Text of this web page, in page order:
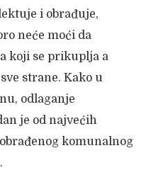
i obrađuje,
neće moći da
koji se prikuplja a
strane. Kako u
odlaganje
je od najvećih
komunalnog